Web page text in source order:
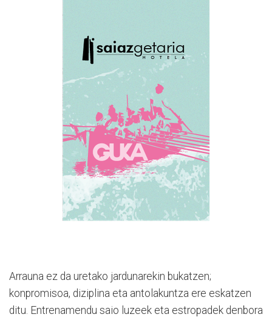
Arrauna ez da uretako jardunarekin bukatzen;
konpromisoa, diziplina eta antolakuntza ere eskatzen
ditu. Entrenamendu saio luzeek eta estropadek denbora